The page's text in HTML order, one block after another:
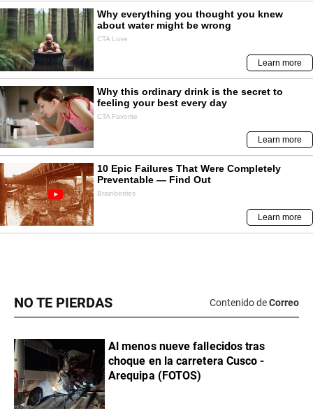
NO TE PIERDAS Contenido deCorreo
Al menos nueve fallecidos tras
choque en la carretera Cusco -
Arequipa (FOTOS)